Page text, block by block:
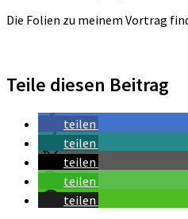
Die Folien zu meinem Vortrag
Teile diesen Beitrag
teilen
teilen
teilen
teilen
teilen